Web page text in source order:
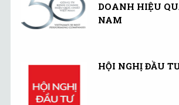
DOANH HIỆU
NAM
HỘI NGHỊ ĐẦU